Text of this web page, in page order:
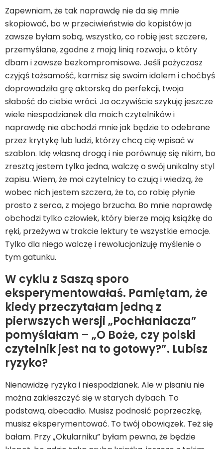
Zapewniam, że tak naprawdę nie da się mnie
skopiować, bo w przeciwieństwie do kopistów ja
zawsze byłam sobą, wszystko, co robię jest szczere,
przemyślane, zgodne z moją linią rozwoju, o który
dbam i zawsze bezkompromisowe. Jeśli pożyczasz
czyjąś tożsamość, karmisz się swoim idolem i choćbyś
doprowadziła grę aktorską do perfekcji, twoja
słabość do ciebie wróci. Ja oczywiście szykuję jeszcze
wiele niespodzianek dla moich czytelników i
naprawdę nie obchodzi mnie jak będzie to odebrane
przez krytykę lub ludzi, którzy chcą cię wpisać w
szablon. Idę własną drogą i nie porównuję się nikim, bo
zresztą jestem tylko jedna, walczę o swój unikalny styl
zapisu. Wiem, że moi czytelnicy to czują i wiedzą, że
wobec nich jestem szczera, że to, co robię płynie
prosto z serca, z mojego brzucha. Bo mnie naprawdę
obchodzi tylko człowiek, który bierze moją książkę do
ręki, przeżywa w trakcie lektury te wszystkie emocje.
Tylko dla niego walczę i rewolucjonizuję myślenie o
tym gatunku.
W cyklu z Saszą sporo
eksperymentowałaś. Pamiętam, że
kiedy przeczytałam jedną z
pierwszych wersji „Pochłaniacza”
pomyślałam – „O Boże, czy polski
czytelnik jest na to gotowy?”. Lubisz
ryzyko?
Nienawidzę ryzyka i niespodzianek. Ale w pisaniu nie
można zakleszczyć się w starych dybach. To
podstawa, abecadło. Musisz podnosić poprzeczkę,
musisz eksperymentować. To twój obowiązek. Też się
bałam. Przy „Okularniku” byłam pewna, że będzie